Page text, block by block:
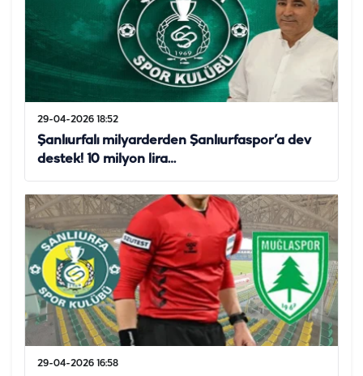
29-04-2026 18:52
Şanlıurfalı milyarderden Şanlıurfaspor’a dev
destek! 10 milyon lira…
29-04-2026 16:58